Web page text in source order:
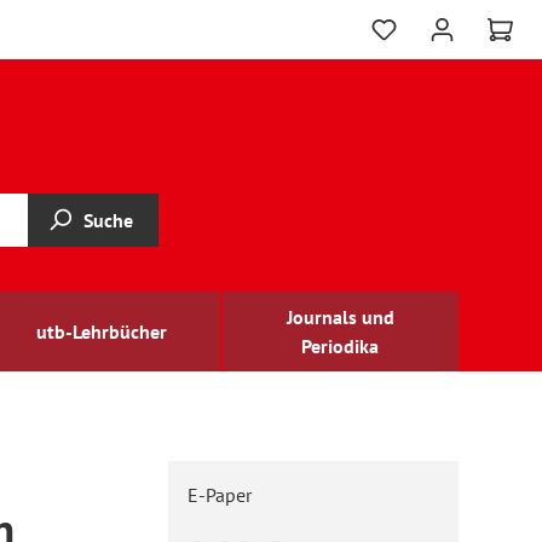
Suche
utb-Lehrbücher
Journals und
Periodika
E-Paper